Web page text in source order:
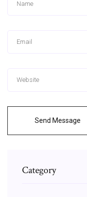
Send Message
Category